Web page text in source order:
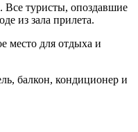
Все туристы, опоздавшие
из зала прилета.
место для отдыха и
балкон, кондиционер и